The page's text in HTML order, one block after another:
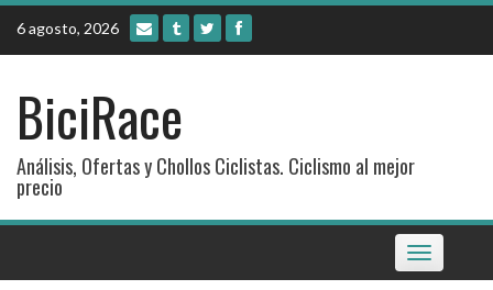
Skip
content
6 agosto, 2026
BiciRace
Análisis, Ofertas y Chollos Ciclistas. Ciclismo al mejor
precio
Toggle
navigation